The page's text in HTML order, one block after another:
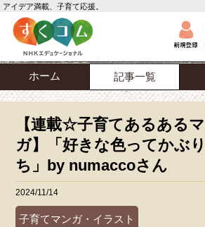
アイデア満載、子育て応援。
ホーム 記事一覧
【連載☆子育てあるある
ガ】「好きな色ってかぶ
ち」by numaccoさん
2024/11/14
子育てマンガ・イラスト